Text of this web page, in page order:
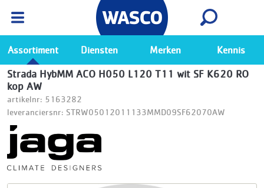
Ga naar de Wasco app
Bekijk
Assortiment Diensten Merken Kennis
Strada HybMM ACO H050 L120 T11 wit SF K620 RO
kop AW
artikelnr: 5163282
leveranciersnr: STRW05012011133MMD09SF62070AW